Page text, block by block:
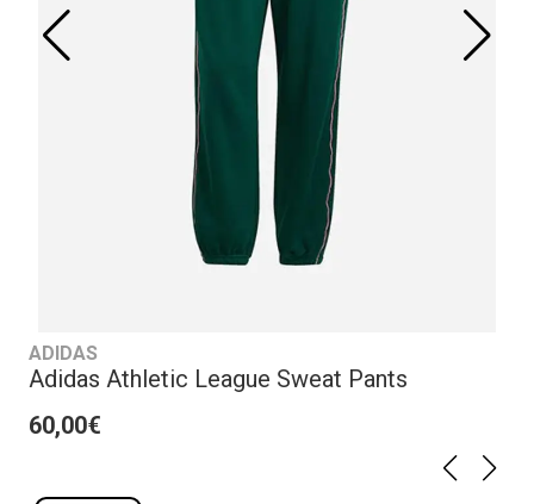
ADIDAS
Adidas Athletic League Sweat Pants
60,00€